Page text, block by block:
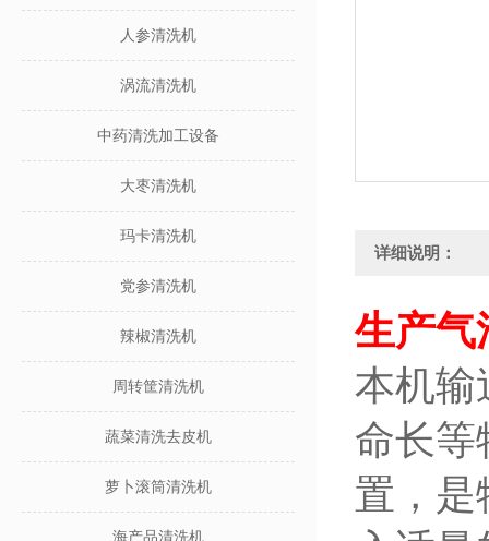
人参清洗机
涡流清洗机
中药清洗加工设备
大枣清洗机
玛卡清洗机
党参清洗机
辣椒清洗机
周转筐清洗机
蔬菜清洗去皮机
萝卜滚筒清洗机
海产品清洗机
详细说明：
生产气
本机输
命长等
置，是